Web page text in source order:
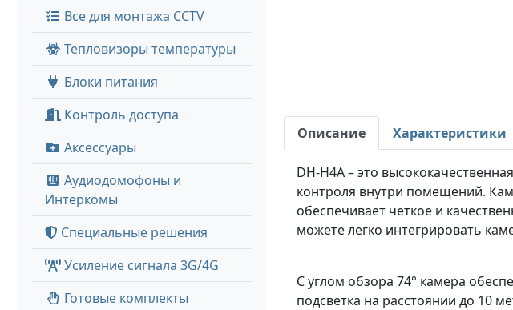
Все для монтажа CCTV
Тепловизоры температуры
Блоки питания
Контроль доступа
Аксессуары
Аудиодомофоны и
Интеркомы
Специальные решения
Усиление сигнала 3G/4G
Готовые комплекты
Описание Характеристики
DH-H4A – это
контроля внутри помещений.
обеспечивает четкое и
можете легко интегрировать
С углом обзора 74° камера
подсветка на расстоянии до 10